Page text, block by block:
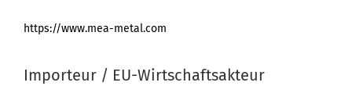
https://www.mea-metal.com
Importeur / EU-Wirtschaftsakteur